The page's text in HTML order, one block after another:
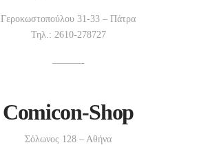
Γεροκωστοπούλου 31-33 – Πάτρα
Τηλ.: 2610-278727
———-
Comicon-Shop
Σόλωνος 128 – Αθήνα